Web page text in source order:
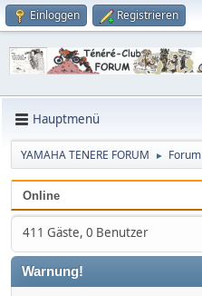
Einloggen Registrieren
Hauptmenü
YAMAHA TENERE FORUM ► Forum
Online
411 Gäste, 0 Benutzer
Warnung!